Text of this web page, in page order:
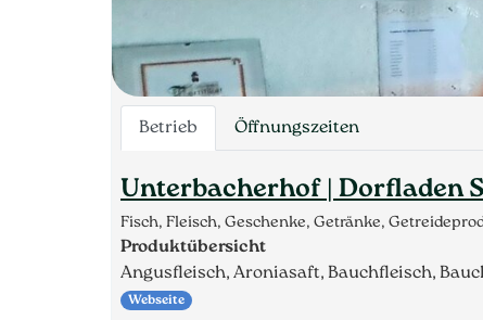
Betrieb Öffnungszeiten
Unterbacherhof | Dorfladen
Fisch, Fleisch, Geschenke, Getränke,
Produktübersicht
Angusfleisch, Aroniasaft, Bauchfleisch,
Webseite